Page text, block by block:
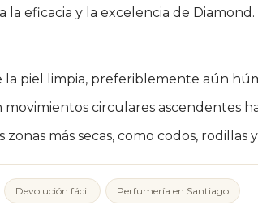
la eficacia y la excelencia de Diamond.
la piel limpia, preferiblemente aún
movimientos circulares ascendentes
zonas más secas, como codos, rodillas
Devolución fácil Perfumería en Santiago